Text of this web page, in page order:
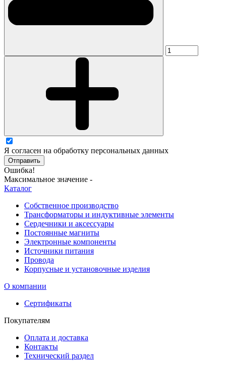
Я согласен на обработку персональных данных
Отправить
Ошибка!
Максимальное значение -
Каталог
Собственное производство
Трансформаторы и индуктивные элементы
Сердечники и аксессуары
Постоянные магниты
Электронные компоненты
Источники питания
Провода
Корпусные и установочные изделия
О компании
Сертификаты
Покупателям
Оплата и доставка
Контакты
Технический раздел